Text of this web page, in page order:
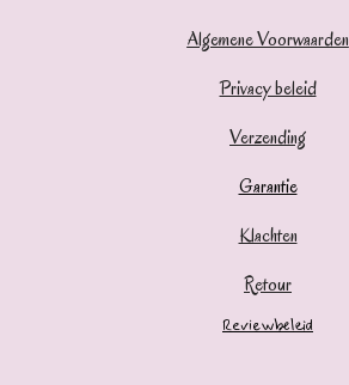
Algemene Voorwaarden
Privacy beleid
Verzending
Garantie
Klachten
Retour
Reviewbeleid